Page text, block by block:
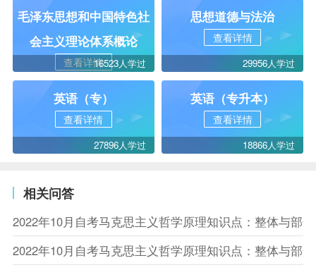
毛泽东思想和中国特色社
会主义理论体系概论
查看详情16523人学过
思想道德与法治
查看详情
29956人学过
英语（专）
查看详情
27896人学过
英语（专升本）
查看详情
18866人学过
相关问答
2022年10月自考马克思主义哲学原理知识点：整体与部
2022年10月自考马克思主义哲学原理知识点：整体与部